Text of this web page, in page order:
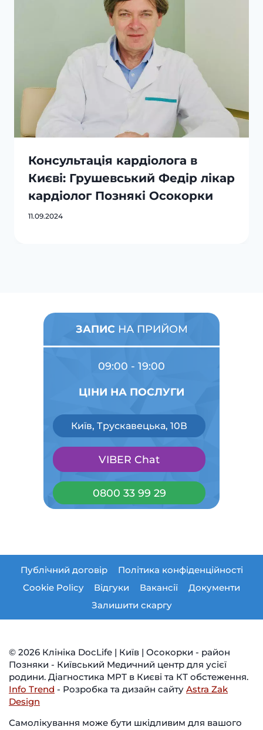
Консультація кардіолога в
Києві: Грушевський Федір лікар
кардіолог Познякі Осокорки
11.09.2024
ЗАПИС НА ПРИЙОМ
09:00 - 19:00
ЦІНИ НА ПОСЛУГИ
Київ, Трускавецька, 10В
VIBER Chat
0800 33 99 29
Публічний договір
Політика конфіденційності
Cookie Policy
Відгуки Вакансії
Документи
Залишити скаргу
© 2026 Клініка DocLife | Київ | Осокорки - район
Позняки - Київський Медичний центр для усієї
родини. Діагностика МРТ в Києві та КТ обстеження.
Info Trend - Розробка та дизайн сайту Astra Zak
Design
Самолікування може бути шкідливим для вашого